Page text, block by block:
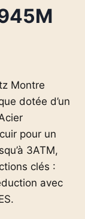
Montre
dotée d’un
pour un
3ATM,
clés :
avec